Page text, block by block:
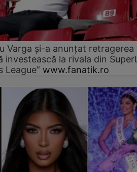
Varga și-a anunțat retragerea
investească la rivala din
League” www.fanatik.ro